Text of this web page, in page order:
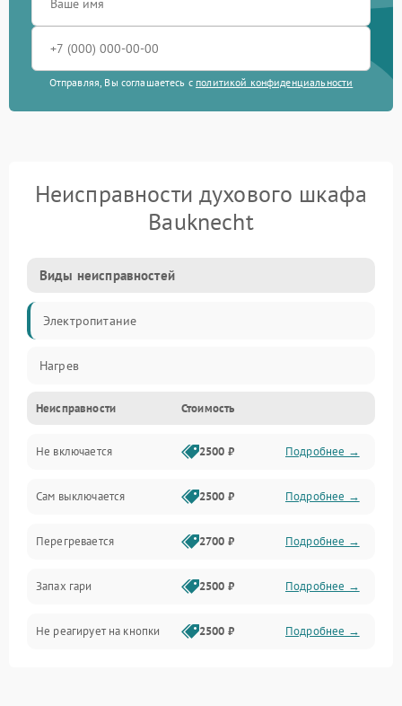
Отправляя, Вы соглашаетесь с политикой конфиденциальности
Неисправности духового шкафа
Bauknecht
Виды неисправностей
Электропитание
Нагрев
Неисправности Стоимость
Не включается 2500 ₽ Подробнее →
Сам выключается 2500 ₽ Подробнее →
Перегревается 2700 ₽ Подробнее →
Запах гари 2500 ₽ Подробнее →
Не реагирует на кнопки 2500 ₽ Подробнее →